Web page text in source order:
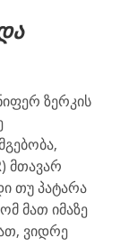
ზერკის
მთავარ
თუ პატარა
მათ იმაზე
ვიდრე